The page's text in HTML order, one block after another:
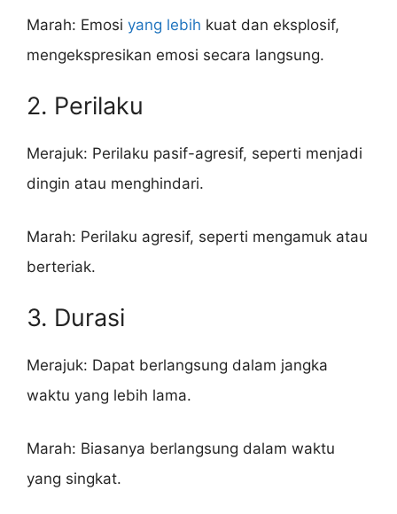
Marah: Emosi yang lebih kuat dan eksplosif,
mengekspresikan emosi secara langsung.
2. Perilaku
Merajuk: Perilaku pasif-agresif, seperti menjadi
dingin atau menghindari.
Marah: Perilaku agresif, seperti mengamuk atau
berteriak.
3. Durasi
Merajuk: Dapat berlangsung dalam jangka
waktu yang lebih lama.
Marah: Biasanya berlangsung dalam waktu
yang singkat.